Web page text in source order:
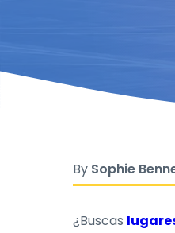
By Sophie
¿Buscas